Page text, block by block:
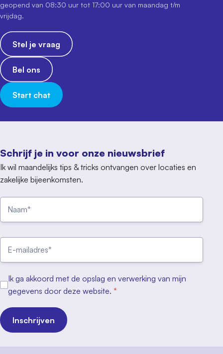
Schrijf je in voor onze nieuwsbrief
Ik wil maandelijks tips & tricks ontvangen over locaties en
zakelijke bijeenkomsten.
Ik ga akkoord met de opslag en verwerking van mijn
gegevens door deze website. *
Inschrijven
geopend van 08:30 uur tot 17:00 uur van maandag t/m
vrijdag.
Stel je vraag
Bel ons
Start chat